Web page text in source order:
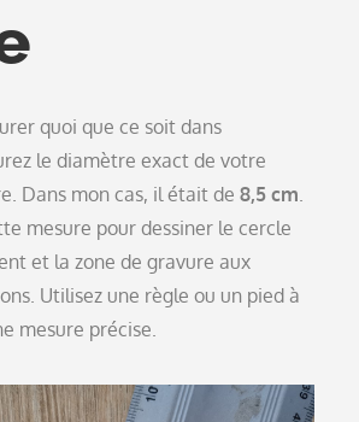
quoi que ce soit dans
le diamètre exact de votre
Dans mon cas, il était de8,5 cm
mesure pour dessiner le cercle
et la zone de gravure aux
Utilisez une règle ou un pied à
mesure précise.